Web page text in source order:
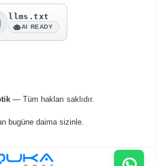
llms.txt
AI READY
— Tüm hakları saklıdır.
bugüne daima sizinle.